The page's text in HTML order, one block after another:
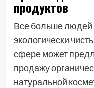
продуктов
Все больше людей
экологически
сфере может
продажу
натуральной